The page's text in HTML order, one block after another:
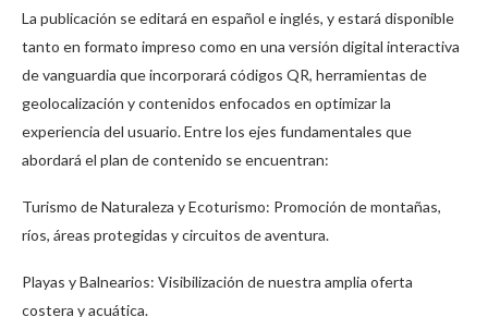
La publicación se editará en español e inglés, y estará disponible
tanto en formato impreso como en una versión digital interactiva
de vanguardia que incorporará códigos QR, herramientas de
geolocalización y contenidos enfocados en optimizar la
experiencia del usuario. Entre los ejes fundamentales que
abordará el plan de contenido se encuentran:
Turismo de Naturaleza y Ecoturismo: Promoción de montañas,
ríos, áreas protegidas y circuitos de aventura.
Playas y Balnearios: Visibilización de nuestra amplia oferta
costera y acuática.